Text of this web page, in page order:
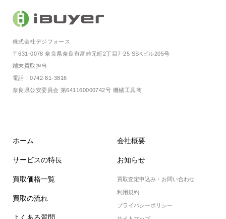
株式会社デジフォース
〒631-0078 奈良県奈良市富雄元町2丁目7-25 SSKビル205号
端末買取担当
電話：0742-81-3816
奈良県公安委員会 第641160000742号 機械工具商
ホーム
サービスの特⻑
買取価格一覧
買取の流れ
会社概要
お知らせ
買取査定申込み・お問い合わせ
利用規約
プライバシーポリシー